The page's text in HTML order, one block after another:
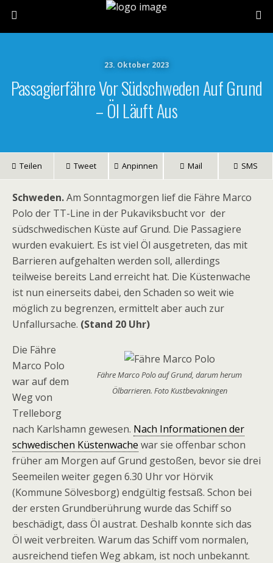
23. Oktober 2023
Passagierfähre Vor Südschweden Auf Grund
– Öl Läuft Aus
Teilen Tweet Anpinnen Mail SMS
Schweden.Am Sonntagmorgen lief die Fähre Marco
Polo der TT-Line in der Pukaviksbucht vor der
südschwedischen Küste auf Grund. Die Passagiere
wurden evakuiert. Es ist viel Öl ausgetreten, das mit
Barrieren aufgehalten werden soll, allerdings
teilweise bereits Land erreicht hat. Die Küstenwache
ist nun einerseits dabei, den Schaden so weit wie
möglich zu begrenzen, ermittelt aber auch zur
Unfallursache. (Stand 20 Uhr)
Fähre Marco Polo auf Grund, darum herum
Ölbarrieren. Foto Kustbevakningen
Die Fähre
Marco Polo
war auf dem
Weg von
Trelleborg
nach Karlshamn gewesen. Nach Informationen der
schwedischen Küstenwache war sie offenbar schon
früher am Morgen auf Grund gestoßen, bevor sie drei
Seemeilen weiter gegen 6.30 Uhr vor Hörvik
(Kommune Sölvesborg) endgültig festsaß. Schon bei
der ersten Grundberührung wurde das Schiff so
beschädigt, dass Öl austrat. Deshalb konnte sich das
Öl weit verbreiten. Warum das Schiff vom normalen,
ausreichend tiefen Weg abkam, ist noch unbekannt.